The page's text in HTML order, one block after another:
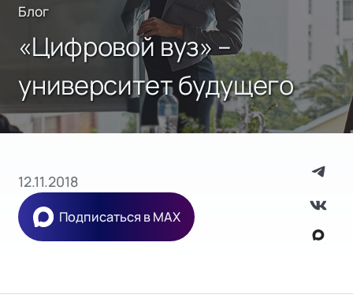
Блог
«Цифровой вуз» –
университет будущего
12.11.2018
Подписаться в MAX